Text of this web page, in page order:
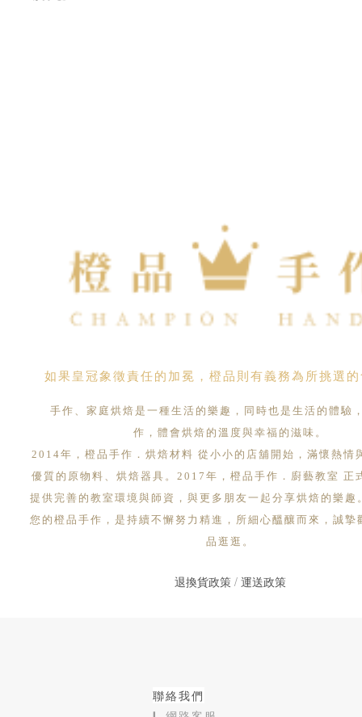
如果皇冠象徵責任的加冕，橙品則有義務為所挑選
手作、家庭烘焙是一種生活的樂趣，同時也是生活的體驗
作，體會烘焙的溫度與幸福的滋味。
2014年，橙品手作．烘焙材料 從小小的店舖開始，滿懷熱情
優質的原物料、烘焙器具。2017年，橙品手作．廚藝教室 正
提供完善的教室環境與師資，與更多朋友一起分享烘焙的樂趣
您的橙品手作，是持續不懈努力精進，所細心醞釀而來，誠摯
品逛逛。
退換貨政策/ 運送政策
聯絡我們